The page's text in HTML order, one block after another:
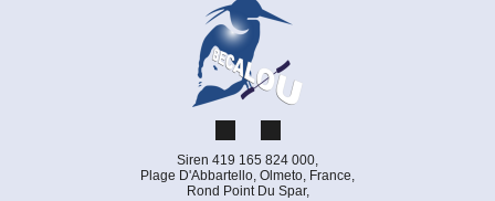
Siren 419 165 824 000,
Plage D'Abbartello, Olmeto, France,
Rond Point Du Spar,